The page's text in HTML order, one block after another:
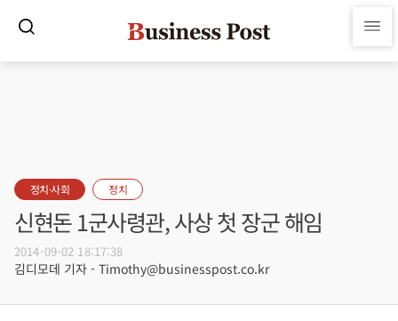
정치·사회 정치
신현돈 1군사령관, 사상 첫 장군 해임
2014-09-02 18:17:38
김디모데 기자 - Timothy@businesspost.co.kr